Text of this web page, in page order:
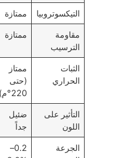
التيكسوتروبيا ممتازة
مقاومة
الترسيب
ممتازة
الثبات
الحراري
ممتاز
(حتى
220°م)
التأثير على
اللون
ضئيل
جداً
الجرعة
0.2–